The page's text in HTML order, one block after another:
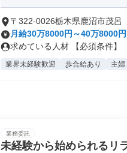
〒322-0026栃木県鹿沼市茂呂
月給30万8000円～40万8000円
求めている人材 【必須条件】
業界未経験歓迎 歩合給あり 主婦
業務委託
未経験から始められるリ